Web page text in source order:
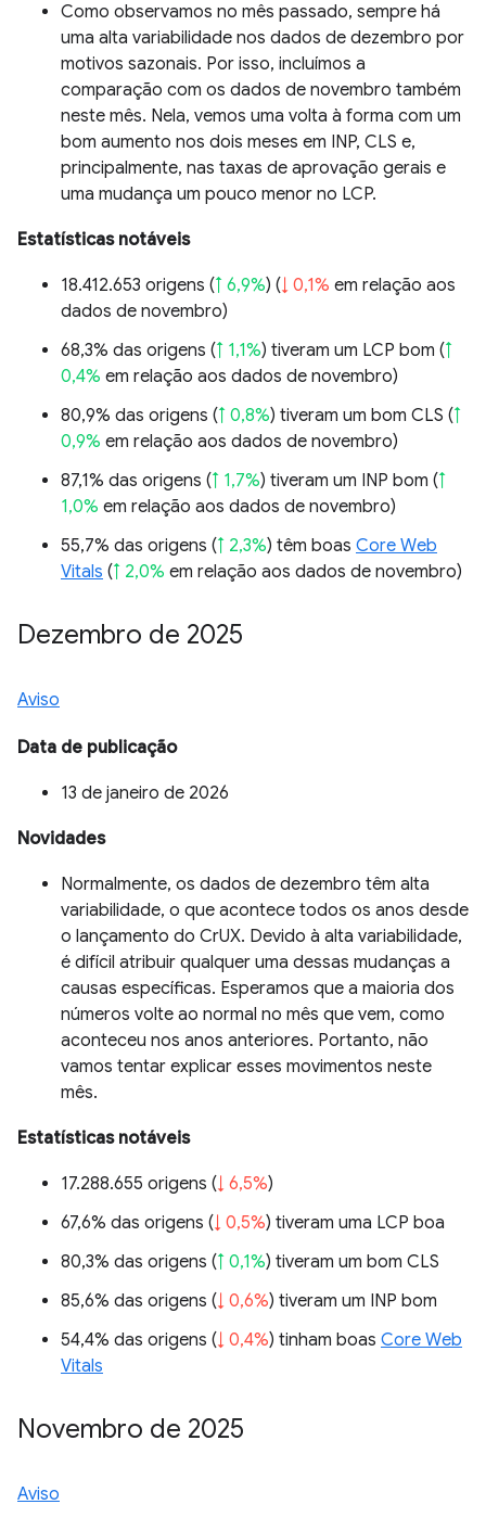
Como observamos no mês passado, sempre há
uma alta variabilidade nos dados de dezembro por
motivos sazonais. Por isso, incluímos a
comparação com os dados de novembro também
neste mês. Nela, vemos uma volta à forma com um
bom aumento nos dois meses em INP, CLS e,
principalmente, nas taxas de aprovação gerais e
uma mudança um pouco menor no LCP.
Estatísticas notáveis
18.412.653 origens (↑ 6,9%) (↓ 0,1% em relação aos
dados de novembro)
68,3% das origens (↑ 1,1%) tiveram um LCP bom (↑
0,4% em relação aos dados de novembro)
80,9% das origens (↑ 0,8%) tiveram um bom CLS (↑
0,9% em relação aos dados de novembro)
87,1% das origens (↑ 1,7%) tiveram um INP bom (↑
1,0% em relação aos dados de novembro)
55,7% das origens (↑ 2,3%) têm boas Core Web
Vitals (↑ 2,0% em relação aos dados de novembro)
Dezembro de 2025
Aviso
Data de publicação
13 de janeiro de 2026
Novidades
Normalmente, os dados de dezembro têm alta
variabilidade, o que acontece todos os anos desde
o lançamento do CrUX. Devido à alta variabilidade,
é difícil atribuir qualquer uma dessas mudanças a
causas específicas. Esperamos que a maioria dos
números volte ao normal no mês que vem, como
aconteceu nos anos anteriores. Portanto, não
vamos tentar explicar esses movimentos neste
mês.
Estatísticas notáveis
17.288.655 origens (↓ 6,5%)
67,6% das origens (↓ 0,5%) tiveram uma LCP boa
80,3% das origens (↑ 0,1%) tiveram um bom CLS
85,6% das origens (↓ 0,6%) tiveram um INP bom
54,4% das origens (↓ 0,4%) tinham boas Core Web
Vitals
Novembro de 2025
Aviso